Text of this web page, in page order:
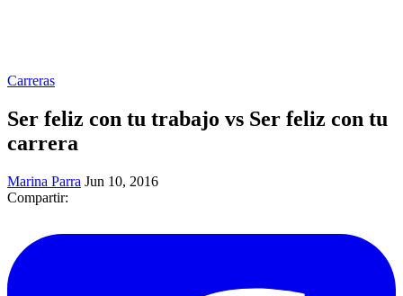
Carreras
Ser feliz con tu trabajo vs Ser feliz con tu
carrera
Marina Parra Jun 10, 2016
Compartir: